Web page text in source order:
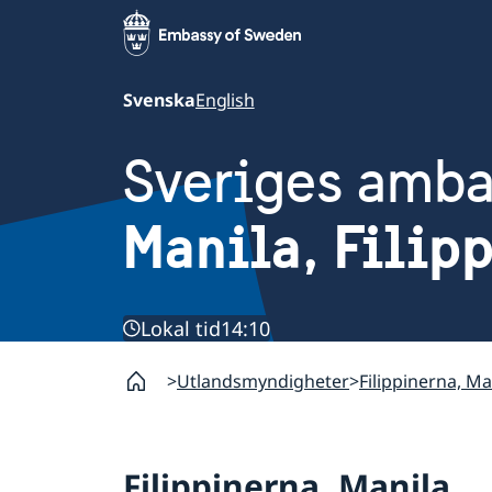
SvenskaEnglish
Sveriges
Manila,
Lokal tid14:10
Utlandsmyndigheter Filippinerna,